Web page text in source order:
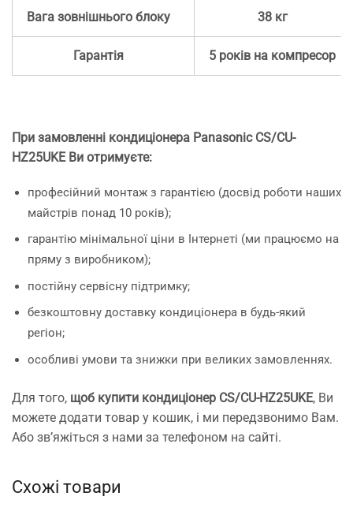
Вага зовнішнього блоку 38 кг
Гарантія 5 років на компресор
При замовленні кондиціонера Panasonic CS/CU-
HZ25UKE Ви отримуєте:
професійний монтаж з гарантією (досвід роботи наших
майстрів понад 10 років);
гарантію мінімальної ціни в Інтернеті (ми працюємо на
пряму з виробником);
постійну сервісну підтримку;
безкоштовну доставку кондиціонера в будь-який
регіон;
особливі умови та знижки при великих замовленнях.
Для того, щоб купити кондиціонер CS/CU-HZ25UKE, Ви
можете додати товар у кошик, і ми передзвонимо Вам.
Або зв’яжіться з нами за телефоном на сайті.
Схожі товари